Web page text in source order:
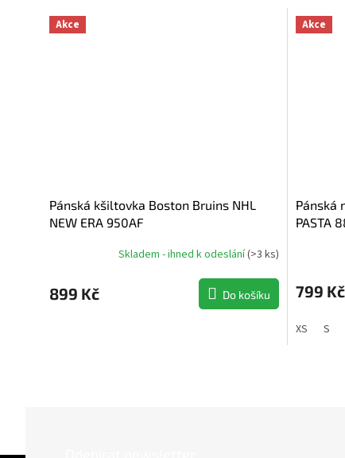
Akce
Pánská kšiltovka Boston Bruins NHL
NEW ERA 950AF
Skladem - ihned k odeslání(>3 ks)
899 Kč Do košíku
Akce
Pánská
PASTA
799 Kč
XS S